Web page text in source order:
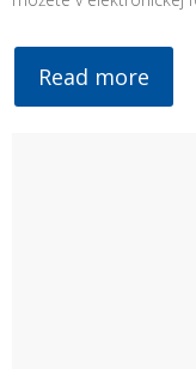
Read more